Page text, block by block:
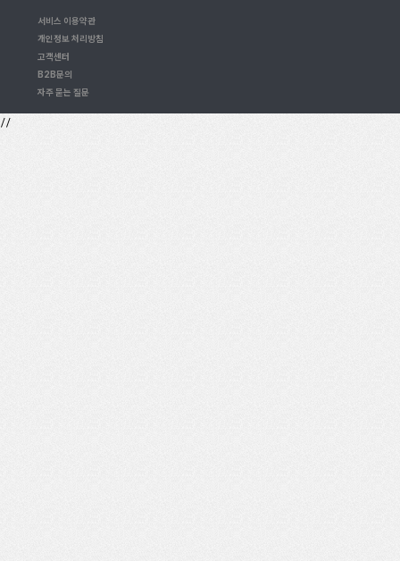
서비스 이용약관
개인정보 처리방침
고객센터
B2B문의
자주 묻는 질문
//